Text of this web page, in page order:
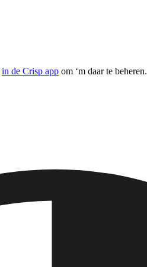
in de Crisp app om ‘m daar te beheren.